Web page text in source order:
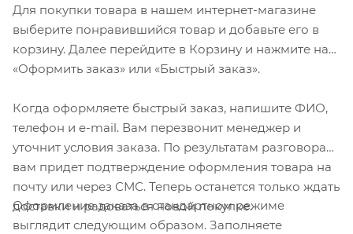
Для покупки товара в нашем интернет-магазине
выберите понравившийся товар и добавьте его в
корзину. Далее перейдите в Корзину и нажмите на
«Оформить заказ» или «Быстрый заказ».
Когда оформляете быстрый заказ, напишите ФИО,
телефон и e-mail. Вам перезвонит менеджер и
уточнит условия заказа. По результатам разговора
вам придет подтверждение оформления товара на
почту или через СМС. Теперь останется только ждать
доставки и радоваться новой покупке.
Оформление заказа в стандартном режиме
выглядит следующим образом. Заполняете